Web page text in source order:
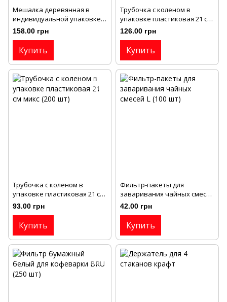
Мешалка деревянная в
индивидуальной упаковке
для напитков 14см/5,5мм
Картон (500 шт)
158.00 грн
Купить
Трубочка с коленом в
упаковке пластиковая 21 см
черная (200 шт)
126.00 грн
Купить
Трубочка с коленом в
упаковке пластиковая 21 см
микс (200 шт)
93.00 грн
Купить
Фильтр-пакеты для
заваривания чайных смесей
L (100 шт)
42.00 грн
Купить